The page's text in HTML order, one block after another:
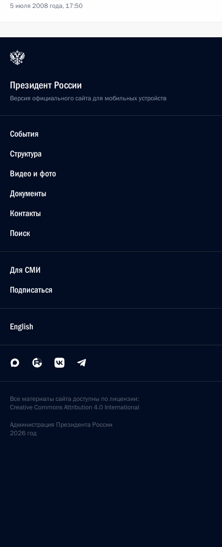
5 июля 2008 года, 17:50
Президент России
Версия официального сайта для мобильных устройств
События
Структура
Видео и фото
Документы
Контакты
Поиск
Для СМИ
Подписаться
English
Все материалы сайта доступны по лицензии:
Creative Commons Attribution 4.0 International
Администрация Президента России
2026 год